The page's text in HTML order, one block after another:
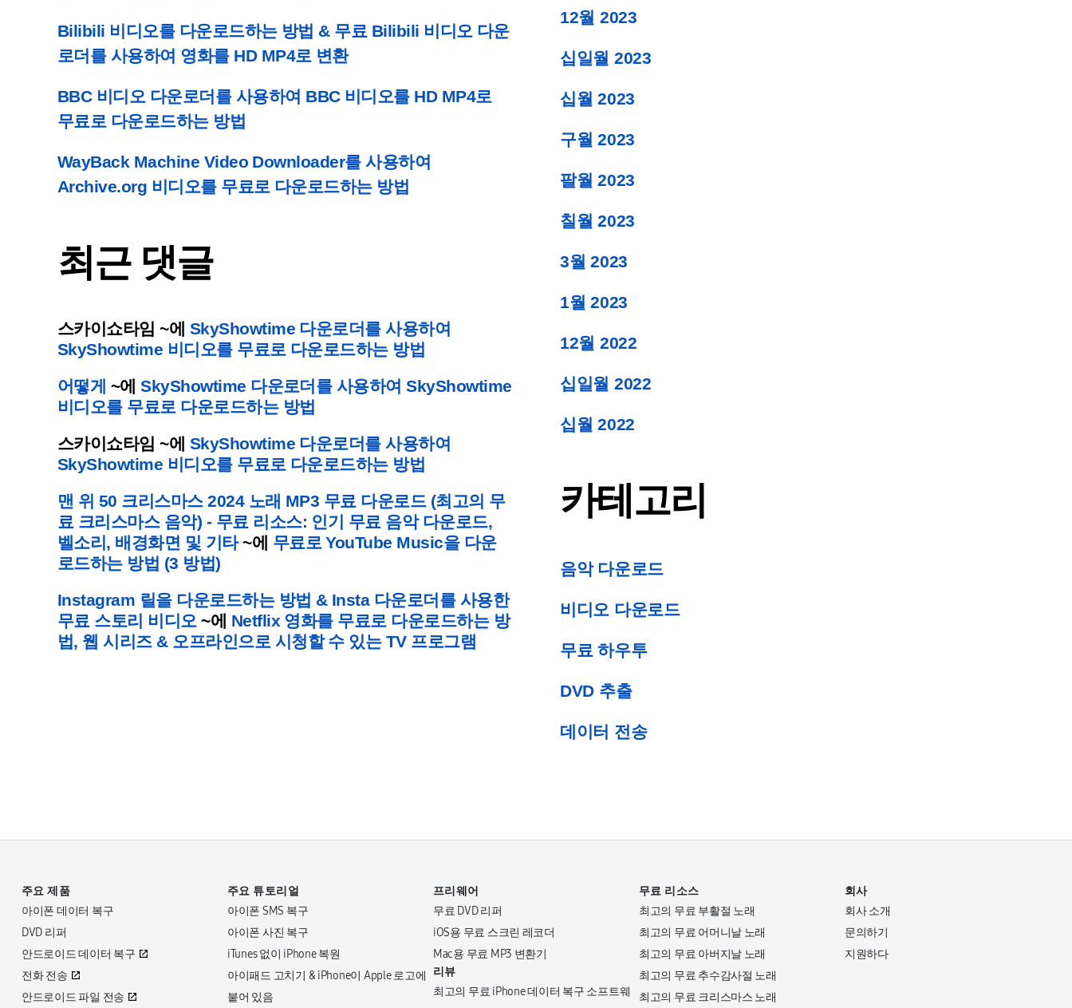
Bilibili 비디오를 다운로드하는 방법 & 무료 Bilibili 비디오 다운
로더를 사용하여 영화를 HD MP4로 변환
BBC 비디오 다운로더를 사용하여 BBC 비디오를 HD MP4로
무료로 다운로드하는 방법
WayBack Machine Video Downloader를 사용하여
Archive.org 비디오를 무료로 다운로드하는 방법
최근 댓글
스카이쇼타임 ~에 SkyShowtime 다운로더를 사용하여
SkyShowtime 비디오를 무료로 다운로드하는 방법
어떻게 ~에SkyShowtime 다운로더를 사용하여 SkyShowtime
비디오를 무료로 다운로드하는 방법
스카이쇼타임 ~에 SkyShowtime 다운로더를 사용하여
SkyShowtime 비디오를 무료로 다운로드하는 방법
맨 위 50 크리스마스 2024 노래 MP3 무료 다운로드 (최고의 무
료 크리스마스 음악) - 무료 리소스: 인기 무료 음악 다운로드,
벨소리, 배경화면 및 기타~에 무료로 YouTube Music을 다운
로드하는 방법 (3 방법)
Instagram 릴을 다운로드하는 방법 & Insta 다운로더를 사용한
무료 스토리 비디오~에 Netflix 영화를 무료로 다운로드하는 방
법, 웹 시리즈 & 오프라인으로 시청할 수 있는 TV 프로그램
12월 2023
십일월 2023
십월 2023
구월 2023
팔월 2023
칠월 2023
3월 2023
1월 2023
12월 2022
십일월 2022
십월 2022
카테고리
음악 다운로드
비디오 다운로드
무료 하우투
DVD 추출
데이터 전송
주요 제품
아이폰 데이터 복구
DVD 리퍼
안드로이드 데이터 복구
전화 전송
안드로이드 파일 전송
주요 튜토리얼
아이폰 SMS 복구
아이폰 사진 복구
iTunes 없이 iPhone 복원
아이패드 고치기 & iPhone이 Apple 로고에
붙어 있음
프리웨어
무료 DVD 리퍼
iOS용 무료 스크린 레코더
Mac용 무료 MP3 변환기
리뷰
최고의 무료 iPhone 데이터 복구 소프트웨
무료 리소스
최고의 무료 부활절 노래
최고의 무료 어머니날 노래
최고의 무료 아버지날 노래
최고의 무료 추수감사절 노래
최고의 무료 크리스마스 노래
회사
회사 소개
문의하기
지원하다